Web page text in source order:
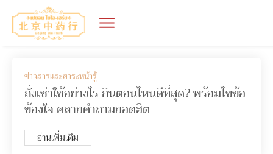
ข่าวสารและสาระหน้ารู้
ถั่งเช่าใช้อย่างไร กินตอนไหนดีที่สุด? พร้อมไขข้อ
ข้องใจ คลายคำถามยอดฮิต
อ่านเพิ่มเติม